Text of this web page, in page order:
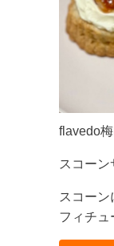
flavedo
スコーン
スコーン
フィチュ